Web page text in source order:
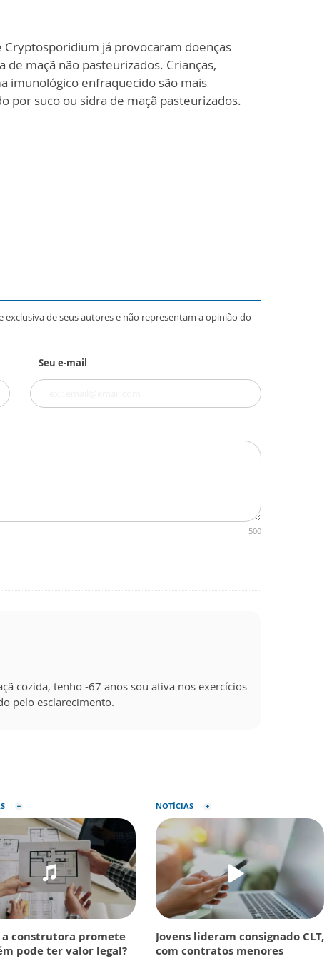
Cryptosporidium já provocaram doenças
maçã não pasteurizados. Crianças,
imunológico enfraquecido são mais
por suco ou sidra de maçã pasteurizados.
de seus autores e não representam a opinião do
Seu e-mail
500
cozida, tenho -67 anos sou ativa nos exercícios
pelo esclarecimento.
a construtora promete
pode ter valor legal?
NOTÍCIAS
Jovens lideram consignado CLT,
com contratos menores